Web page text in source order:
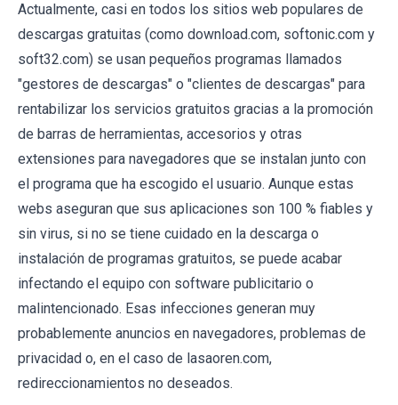
Actualmente, casi en todos los sitios web populares de
descargas gratuitas (como download.com, softonic.com y
soft32.com) se usan pequeños programas llamados
"gestores de descargas" o "clientes de descargas" para
rentabilizar los servicios gratuitos gracias a la promoción
de barras de herramientas, accesorios y otras
extensiones para navegadores que se instalan junto con
el programa que ha escogido el usuario. Aunque estas
webs aseguran que sus aplicaciones son 100 % fiables y
sin virus, si no se tiene cuidado en la descarga o
instalación de programas gratuitos, se puede acabar
infectando el equipo con software publicitario o
malintencionado. Esas infecciones generan muy
probablemente anuncios en navegadores, problemas de
privacidad o, en el caso de lasaoren.com,
redireccionamientos no deseados.